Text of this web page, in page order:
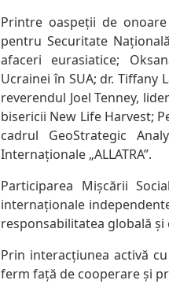
Printre oaspeții de
pentru Securitate
afaceri eurasiatice;
Ucrainei în SUA; dr. Tiffany
reverendul Joel Tenney,
bisericii New Life Harvest;
cadrul GeoStrategic
Internaționale „ALLATRA”.
Participarea Mișcării
internaționale
responsabilitatea globală și
Prin interacțiunea activă
ferm față de cooperare și